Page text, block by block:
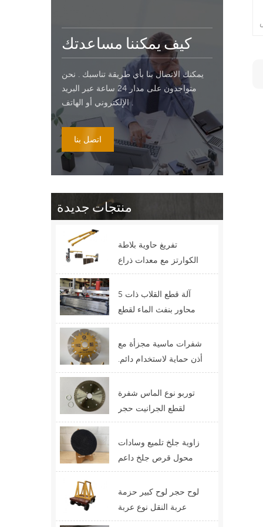
كيف يمكننا مساعدتك
يمكنك الاتصال بنا بأي طريقة تناسبك . نحن
متواجدون على مدار 24 ساعة عبر البريد
الإلكتروني أو الهاتف .
اتصل بنا
منتجات جديدة
تفريغ حاوية بلاطة
الكوارتز مع معدات ذراع
الرافعة التلسكوبية ذات
الرافعة الشوكية
آلة قطع القلاب ذات 5
محاور بنفث الماء لقطع
الأحجار الوظيفية
شفرات ماسية مجزأة مع
أذن حماية لاستخدام دائم.
أفضل تصميم لشفرات
القطع
توربو نوع الماس شفرة
لقطع الجرانيت حجر
الكوارتز الصين سعر
التوريد
زاوية جلخ تلميع وسادات
محول قرص جلخ داعم
لوح حجر لوح كبير حزمة
عربة النقل نوع عربة
عبّارة عربة التحكم عن